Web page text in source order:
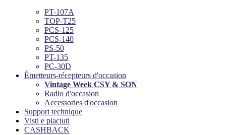
PT-107A
TOP-T25
PCS-125
PCS-140
PS-50
PT-135
PC-30D
Émetteurs-récepteurs d'occasion
Vintage Week CSY & SON
Radio d'occasion
Accessories d'occasion
Support technique
Visti e piaciuti
CASHBACK